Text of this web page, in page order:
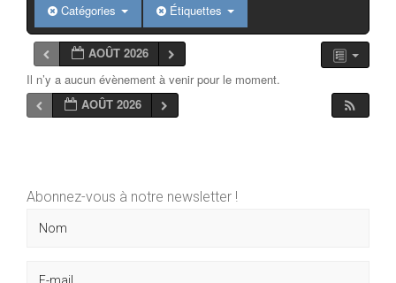
Catégories Étiquettes
AOÛT 2026
Il n’y a aucun évènement à venir pour le moment.
AOÛT 2026
Abonnez-vous à notre newsletter !